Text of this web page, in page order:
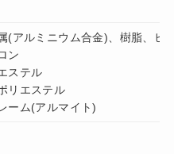
(アルミニウム合金)、樹脂、ヒ
ン
ステル
リエステル
ーム(アルマイト)